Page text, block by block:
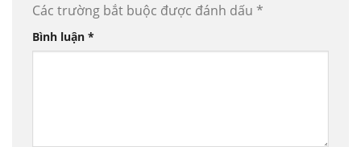
Các trường bắt buộc được đánh dấu *
Bình luận *